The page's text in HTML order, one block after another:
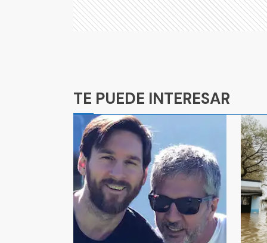
TE PUEDE INTERESAR